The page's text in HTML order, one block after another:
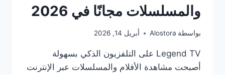
والمسلسلات مجانًا في 2026
بواسطة Alostora أبريل 14, 2026
Legend TV على التلفزيون الذكي بسهولة
أصبحت مشاهدة الأفلام والمسلسلات عبر الإنترنت